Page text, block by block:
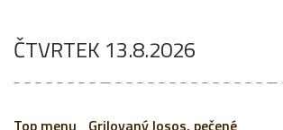
ČTVRTEK 13.8.2026
Grilovaný losos, pečené